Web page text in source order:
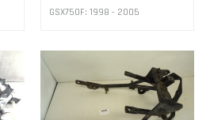
GSX750F: 1998 - 2005